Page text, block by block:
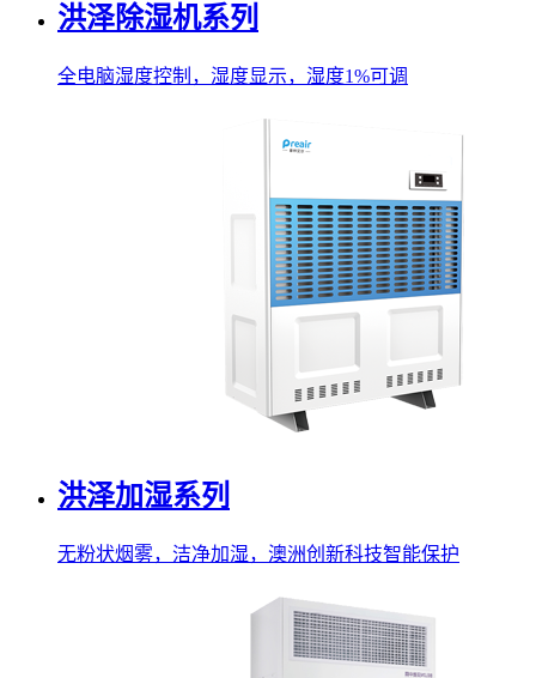
洪泽除湿机系列
全电脑湿度控制，湿度显示，湿度1%可调
洪泽加湿系列
无粉状烟雾，洁净加湿，澳洲创新科技智能保护